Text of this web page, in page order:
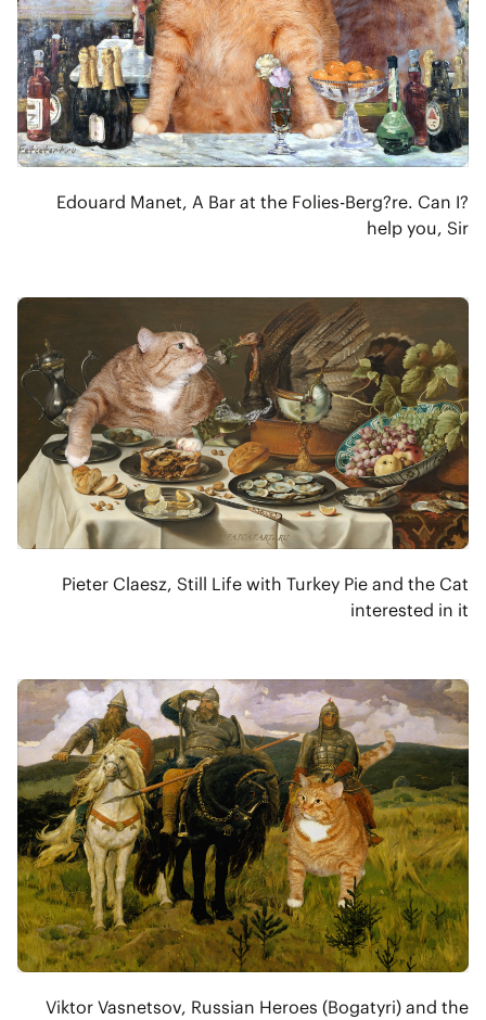
?Edouard Manet, A Bar at the Folies-Berg?re. Can I
help you, Sir
Pieter Claesz, Still Life with Turkey Pie and the Cat
interested in it
Viktor Vasnetsov, Russian Heroes (Bogatyri) and the